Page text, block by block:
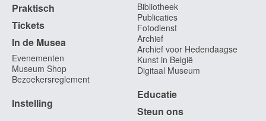
Praktisch
Tickets
In de Musea
Evenementen
Museum Shop
Bezoekersreglement
Instelling
Bibliotheek
Publicaties
Fotodienst
Archief
Archief voor Hedendaagse
Kunst in België
Digitaal Museum
Educatie
Steun ons